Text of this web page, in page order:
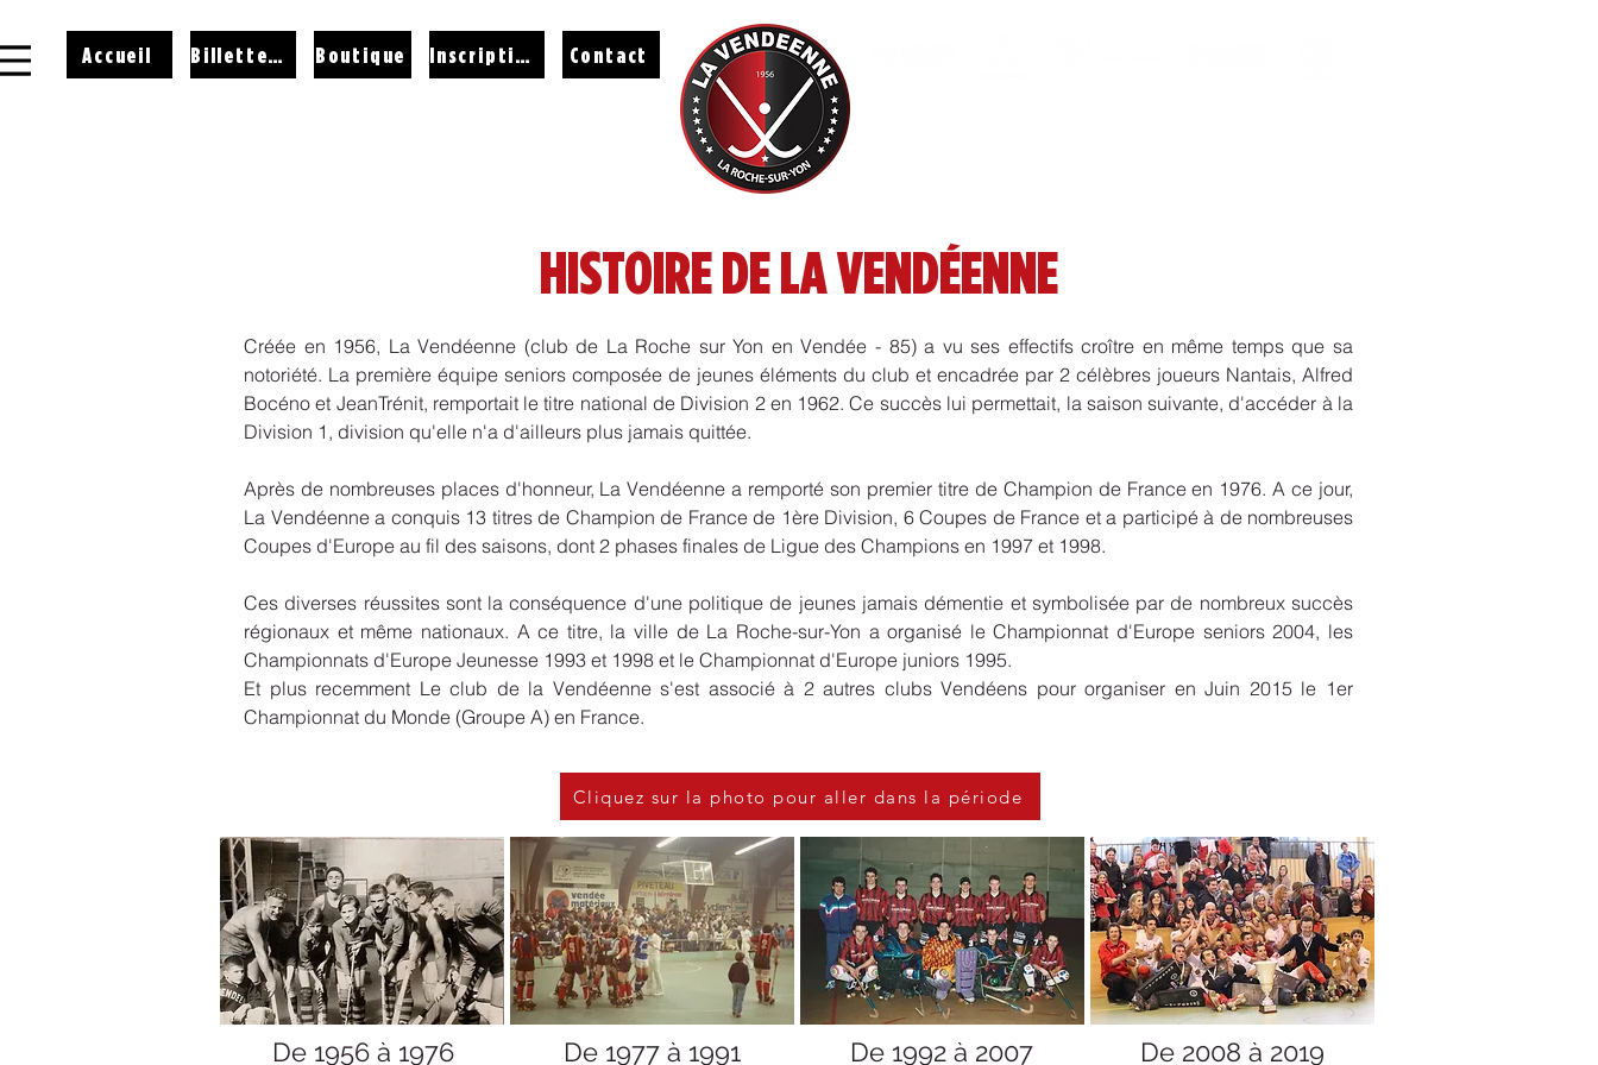
Accueil Billetterie Boutique Inscriptions Contact
HISTOIRE DE LA VENDÉENNE
Créée en 1956, La Vendéenne (club de La Roche sur Yon en Vendée - 85) a vu ses effectifs croître en même temps que sa
notoriété. La première équipe seniors composée de jeunes éléments du club et encadrée par 2 célèbres joueurs Nantais, Alfred
Bocéno et JeanTrénit, remportait le titre national de Division 2 en 1962. Ce succès lui permettait, la saison suivante, d'accéder à la
Division 1, division qu'elle n'a d'ailleurs plus jamais quittée.
Après de nombreuses places d'honneur, La Vendéenne a remporté son premier titre de Champion de France en 1976. A ce jour,
La Vendéenne a conquis 13 titres de Champion de France de 1ère Division, 6 Coupes de France et a participé à de nombreuses
Coupes d'Europe au fil des saisons, dont 2 phases finales de Ligue des Champions en 1997 et 1998.
Ces diverses réussites sont la conséquence d'une politique de jeunes jamais démentie et symbolisée par de nombreux succès
régionaux et même nationaux. A ce titre, la ville de La Roche-sur-Yon a organisé le Championnat d'Europe seniors 2004, les
Championnats d'Europe Jeunesse 1993 et 1998 et le Championnat d'Europe juniors 1995.
Et plus recemment Le club de la Vendéenne s'est associé à 2 autres clubs Vendéens pour organiser en Juin 2015 le 1er
Championnat du Monde (Groupe A) en France.
Cliquez sur la photo pour aller dans la période
De 1956 à 1976 De 1977 à 1991 De 1992 à 2007 De 2008 à 2019